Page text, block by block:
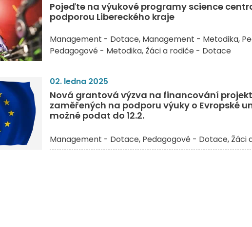
Pojeďte na výukové programy science
podporou Libereckého kraje
Management - Dotace Management - Metodika
Pedagogové - Metodika Žáci a rodiče - Dotace
02. ledna 2025
Nová grantová výzva na financování
zaměřených na podporu výuky o Evropské
možné podat do 12.2.
Management - Dotace Pedagogové - Dotace Žáci